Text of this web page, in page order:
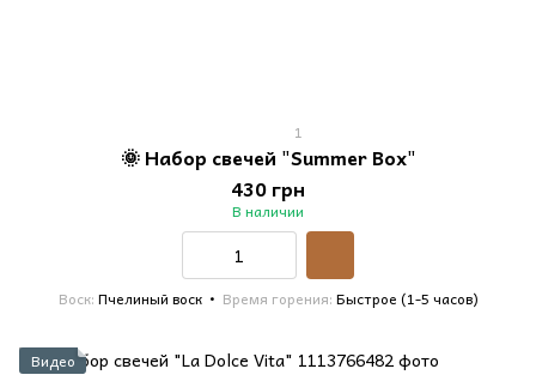
1
🌞 Набор свечей "Summer Box"
430 грн
В наличии
Воск Пчелиный воск Время горения Быстрое (1-5 часов)
Видео